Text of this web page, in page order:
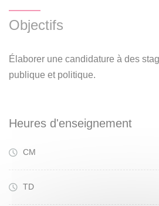
Objectifs
Élaborer une candidature à des
publique et politique.
Heures d'enseignement
CM
TD